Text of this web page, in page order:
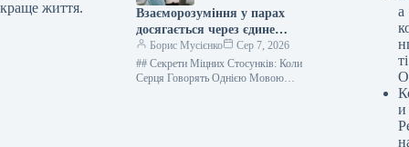
краще життя.
Взаєморозуміння у парах
досягається через єдине
бачення п’яти засадничих
цінностей | Кім Олвер
Борис Мусієнко
Сер 7, 2026
## Секрети Міцних Стосунків: Коли
Серця Говорять Однією Мовою
а
и